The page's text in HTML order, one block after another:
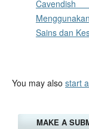
Sains dan
You may also start
MAKE A